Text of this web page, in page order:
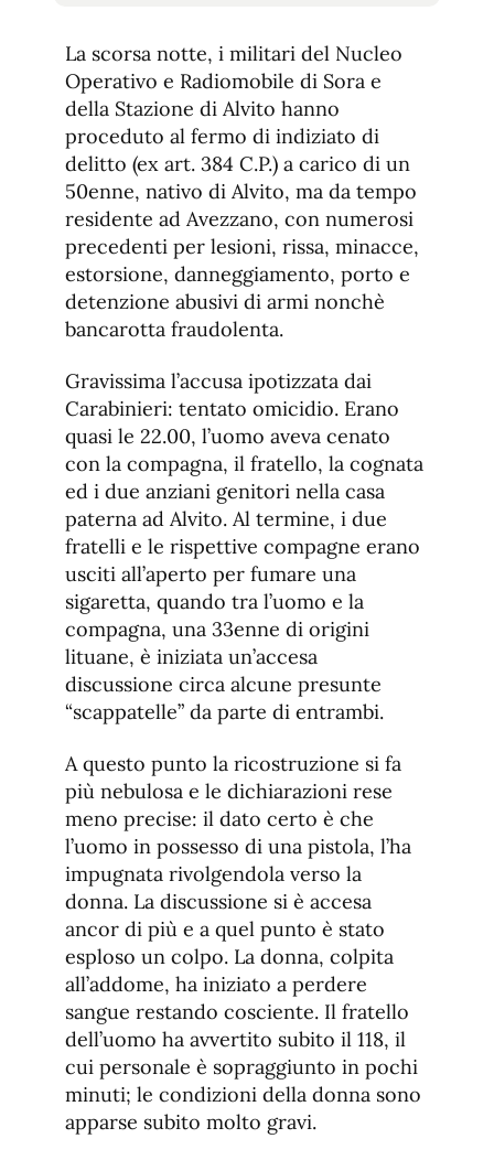
de
fuente
de
fuente.
La scorsa notte, i militari del Nucleo
Operativo e Radiomobile di Sora e
della Stazione di Alvito hanno
proceduto al fermo di indiziato di
delitto (ex art. 384 C.P.) a carico di un
50enne, nativo di Alvito, ma da tempo
residente ad Avezzano, con numerosi
precedenti per lesioni, rissa, minacce,
estorsione, danneggiamento, porto e
detenzione abusivi di armi nonchè
bancarotta fraudolenta.
Gravissima l’accusa ipotizzata dai
Carabinieri: tentato omicidio. Erano
quasi le 22.00, l’uomo aveva cenato
con la compagna, il fratello, la cognata
ed i due anziani genitori nella casa
paterna ad Alvito. Al termine, i due
fratelli e le rispettive compagne erano
usciti all’aperto per fumare una
sigaretta, quando tra l’uomo e la
compagna, una 33enne di origini
lituane, è iniziata un’accesa
discussione circa alcune presunte
“scappatelle” da parte di entrambi.
A questo punto la ricostruzione si fa
più nebulosa e le dichiarazioni rese
meno precise: il dato certo è che
l’uomo in possesso di una pistola, l’ha
impugnata rivolgendola verso la
donna. La discussione si è accesa
ancor di più e a quel punto è stato
esploso un colpo. La donna, colpita
all’addome, ha iniziato a perdere
sangue restando cosciente. Il fratello
dell’uomo ha avvertito subito il 118, il
cui personale è sopraggiunto in pochi
minuti; le condizioni della donna sono
apparse subito molto gravi.